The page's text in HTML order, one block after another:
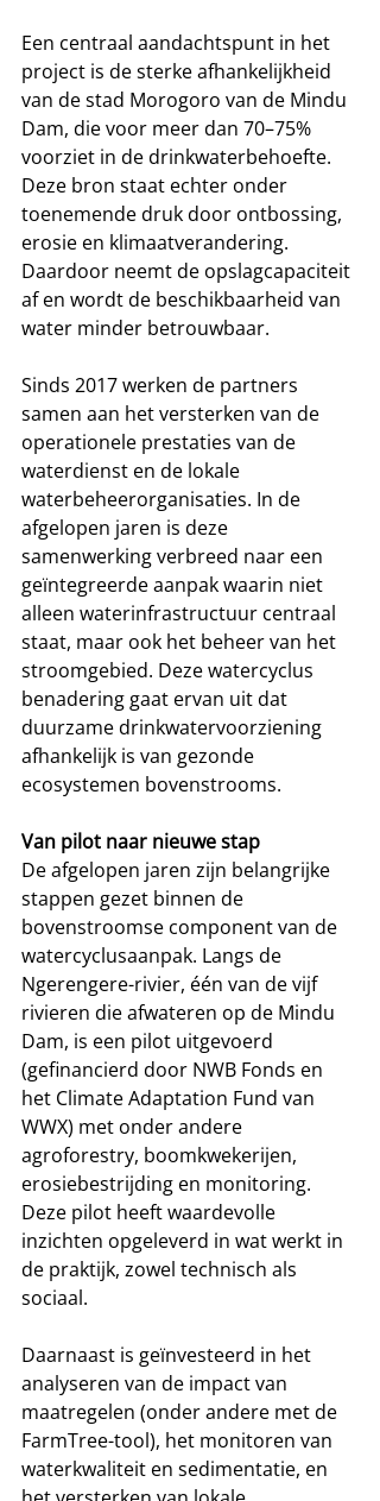
Een centraal aandachtspunt in het
project is de sterke afhankelijkheid
van de stad Morogoro van de Mindu
Dam, die voor meer dan 70–75%
voorziet in de drinkwaterbehoefte.
Deze bron staat echter onder
toenemende druk door ontbossing,
erosie en klimaatverandering.
Daardoor neemt de opslagcapaciteit
af en wordt de beschikbaarheid van
water minder betrouwbaar.
Sinds 2017 werken de partners
samen aan het versterken van de
operationele prestaties van de
waterdienst en de lokale
waterbeheerorganisaties. In de
afgelopen jaren is deze
samenwerking verbreed naar een
geïntegreerde aanpak waarin niet
alleen waterinfrastructuur centraal
staat, maar ook het beheer van het
stroomgebied. Deze watercyclus
benadering gaat ervan uit dat
duurzame drinkwatervoorziening
afhankelijk is van gezonde
ecosystemen bovenstrooms.
Van pilot naar nieuwe stap
De afgelopen jaren zijn belangrijke
stappen gezet binnen de
bovenstroomse component van de
watercyclusaanpak. Langs de
Ngerengere-rivier, één van de vijf
rivieren die afwateren op de Mindu
Dam, is een pilot uitgevoerd
(gefinancierd door NWB Fonds en
het Climate Adaptation Fund van
WWX) met onder andere
agroforestry, boomkwekerijen,
erosiebestrijding en monitoring.
Deze pilot heeft waardevolle
inzichten opgeleverd in wat werkt in
de praktijk, zowel technisch als
sociaal.
Daarnaast is geïnvesteerd in het
analyseren van de impact van
maatregelen (onder andere met de
FarmTree-tool), het monitoren van
waterkwaliteit en sedimentatie, en